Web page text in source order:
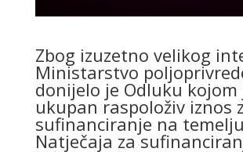
Zbog izuzetno velikog
Ministarstvo
donijelo je Odluku kojom
ukupan raspoloživ iznos
sufinanciranje na temelju
Natječaja za